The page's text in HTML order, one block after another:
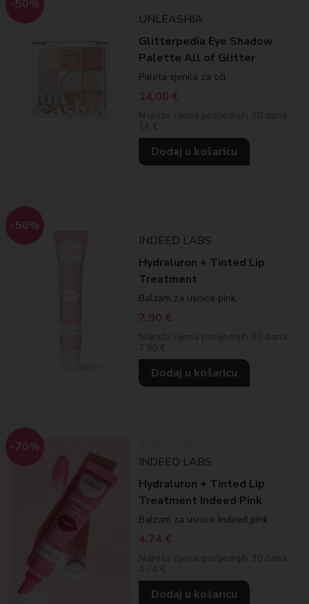
-50%
UNLEASHIA
Glitterpedia Eye Shadow
Palette All of Glitter
Paleta sjenila za oči
14,00 €
Najniža cijena posljednjih 30 dana:
14 €
Dodaj u košaricu
-50%
INDEED LABS
Hydraluron + Tinted Lip
Treatment
Balzam za usnice pink
7,90 €
Najniža cijena posljednjih 30 dana:
7.90 €
Dodaj u košaricu
-70%
INDEED LABS
Hydraluron + Tinted Lip
Treatment Indeed Pink
Balzam za usnice Indeed pink
4,74 €
Najniža cijena posljednjih 30 dana:
4.74 €
Dodaj u košaricu